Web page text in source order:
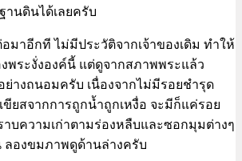
านดินได้เลยครับ
มาอีกที ไม่มีประวัติจากเจ้าของเดิม ทำให้
พระงั่งองค์นี้ แต่ดูจากสภาพพระแล้ว
ย่างถนอมครับ เนื่องจากไม่มีรอยชำรุด
ขียสจากการถูกน้ำถูกเหงื่อ จะมีก็แค่รอย
าบความเก่าตามร่องหลืบและซอกมุมต่างๆ
ลองขมภาพดูด้านล่างครับ